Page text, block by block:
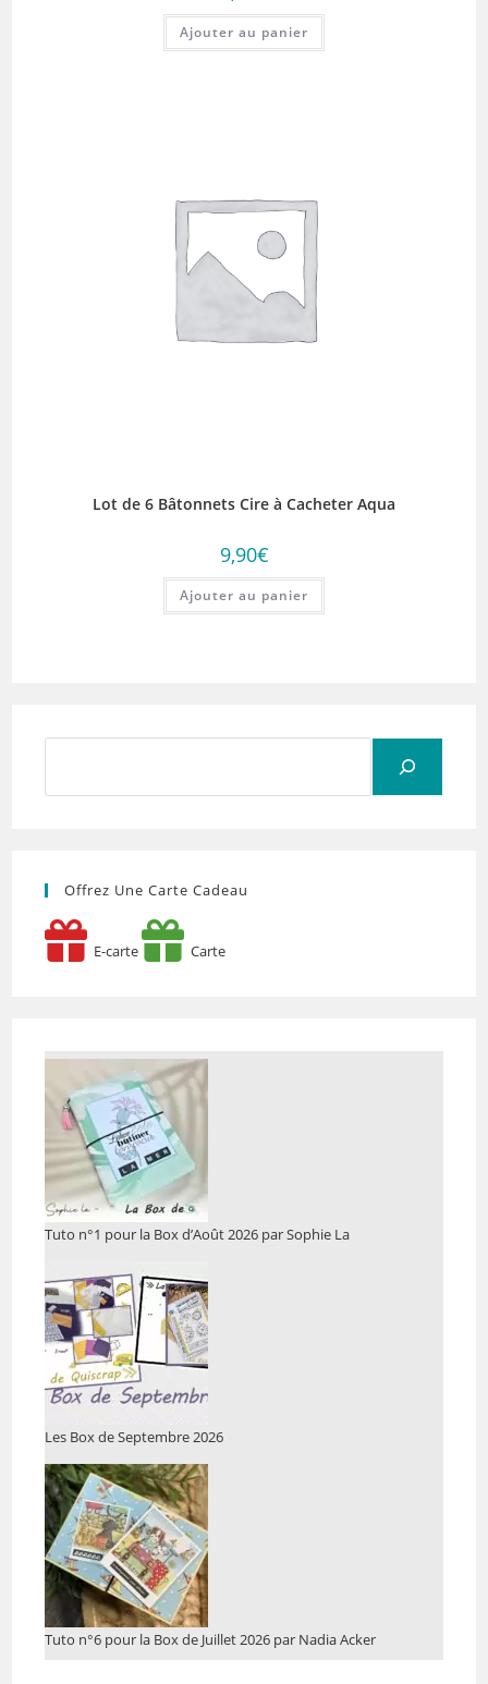
Ajouter au panier
Lot de 6 Bâtonnets Cire à Cacheter Aqua
9,90€
Ajouter au panier
Offrez Une Carte Cadeau
E-carte Carte
Tuto n°1 pour la Box d’Août 2026 par Sophie La
Les Box de Septembre 2026
Tuto n°6 pour la Box de Juillet 2026 par Nadia Acker